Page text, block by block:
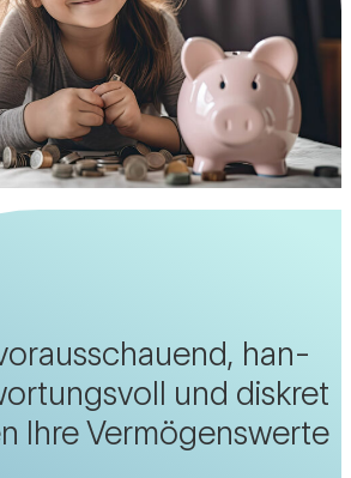
han­
und dis­kret
Ihre Ver­mö­gens­werte